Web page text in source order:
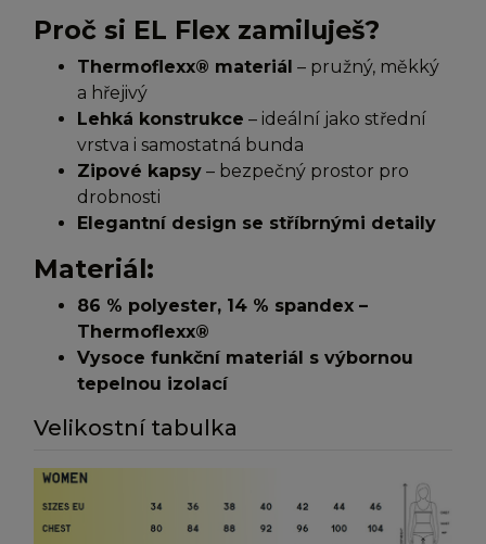
Proč si EL Flex zamiluješ?
Thermoflexx® materiál – pružný, měkký
a hřejivý
Lehká konstrukce – ideální jako střední
vrstva i samostatná bunda
Zipové kapsy – bezpečný prostor pro
drobnosti
Elegantní design se stříbrnými detaily
Materiál:
86 % polyester, 14 % spandex –
Thermoflexx®
Vysoce funkční materiál s výbornou
tepelnou izolací
Velikostní tabulka